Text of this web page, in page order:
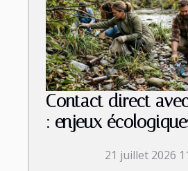
Contact direct
: enjeux
21 juillet 2026